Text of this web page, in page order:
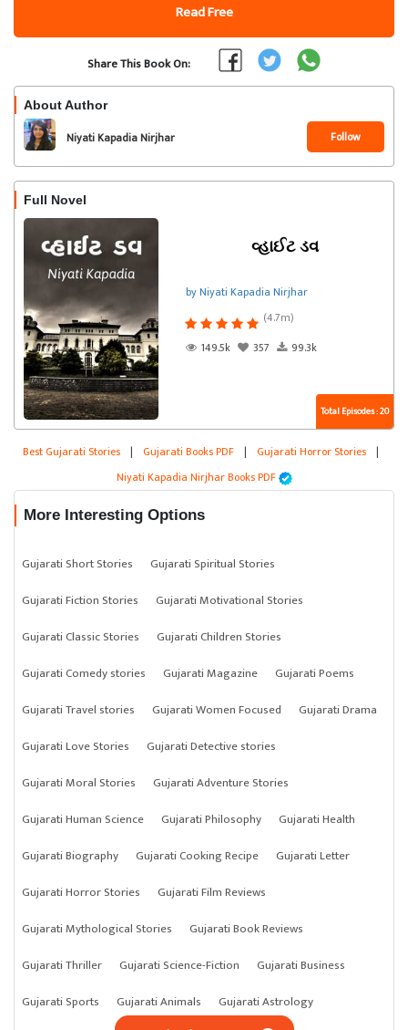
Read Free
Share This Book On:
About Author
Niyati Kapadia Nirjhar Follow
Full Novel
વ્હાઈટ ડવ
by Niyati Kapadia Nirjhar
(4.7m)
149.5k
357 99.3k
Total Episodes : 20
Best Gujarati Stories | Gujarati Books PDF | Gujarati Horror Stories |
Niyati Kapadia Nirjhar Books PDF
More Interesting Options
Gujarati Short Stories
Gujarati Spiritual Stories
Gujarati Fiction Stories
Gujarati Motivational Stories
Gujarati Classic Stories
Gujarati Children Stories
Gujarati Comedy stories
Gujarati Magazine
Gujarati Poems
Gujarati Travel stories
Gujarati Women Focused
Gujarati Drama
Gujarati Love Stories
Gujarati Detective stories
Gujarati Moral Stories
Gujarati Adventure Stories
Gujarati Human Science
Gujarati Philosophy
Gujarati Health
Gujarati Biography
Gujarati Cooking Recipe
Gujarati Letter
Gujarati Horror Stories
Gujarati Film Reviews
Gujarati Mythological Stories
Gujarati Book Reviews
Gujarati Thriller
Gujarati Science-Fiction
Gujarati Business
Gujarati Sports
Gujarati Animals
Gujarati Astrology